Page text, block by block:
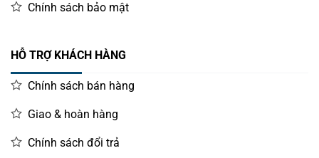
Chính sách bảo mật
HỖ TRỢ KHÁCH HÀNG
Chính sách bán hàng
Giao & hoàn hàng
Chính sách đổi trả